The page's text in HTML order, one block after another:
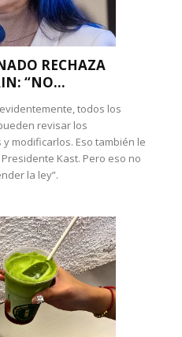
RECHAZA
“NO...
todos los
revisar los
modificarlos. Eso también le
Kast. Pero eso no
la ley”.